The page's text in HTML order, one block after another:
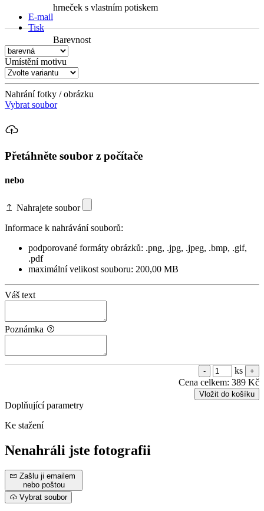
E-mail
Tisk
hrneček s vlastním potiskem
Barevnost
Umístění motivu
Nahrání fotky / obrázku
Vybrat soubor
Přetáhněte soubor z počítače
nebo
Nahrajete soubor
Informace k nahrávání souborů:
podporované formáty obrázků: .png, .jpg, .jpeg, .bmp, .gif,
.pdf
maximální velikost souboru: 200,00 MB
Váš text
Poznámka
ks
Cena celkem: 389 Kč
Vložit do košíku
Doplňující parametry
Ke stažení
Nenahráli jste fotografii
Zašlu ji emailem
nebo poštou
Vybrat soubor